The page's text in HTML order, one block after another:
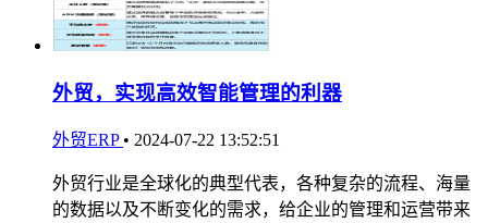
外贸，实现高效智能管理的利器
外贸ERP • 2024-07-22 13:52:51
外贸行业是全球化的典型代表，各种复杂的流程、海量
的数据以及不断变化的需求，给企业的管理和运营带来